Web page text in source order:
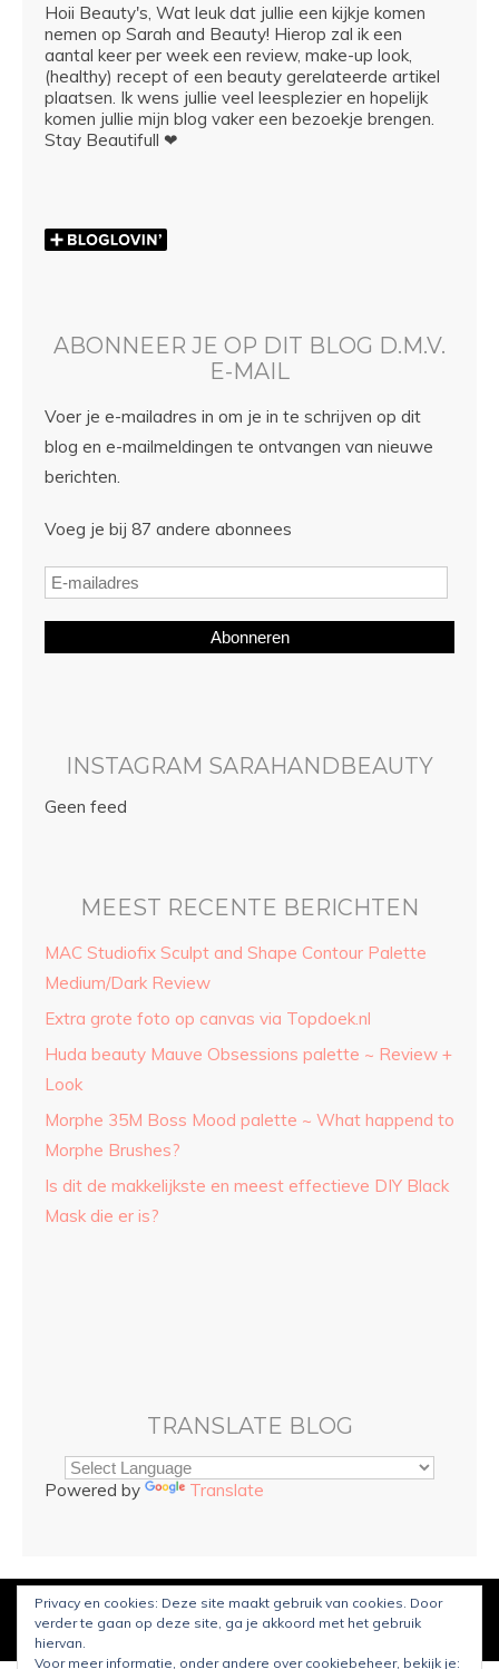
Hoii Beauty's, Wat leuk dat jullie een kijkje komen
nemen op Sarah and Beauty! Hierop zal ik een
aantal keer per week een review, make-up look,
(healthy) recept of een beauty gerelateerde artikel
plaatsen. Ik wens jullie veel leesplezier en hopelijk
komen jullie mijn blog vaker een bezoekje brengen.
Stay Beautifull ❤
ABONNEER JE OP DIT BLOG D.M.V.
E-MAIL
Voer je e-mailadres in om je in te schrijven op dit
blog en e-mailmeldingen te ontvangen van nieuwe
berichten.
Voeg je bij 87 andere abonnees
Abonneren
INSTAGRAM SARAHANDBEAUTY
Geen feed
MEEST RECENTE BERICHTEN
MAC Studiofix Sculpt and Shape Contour Palette
Medium/Dark Review
Extra grote foto op canvas via Topdoek.nl
Huda beauty Mauve Obsessions palette ~ Review +
Look
Morphe 35M Boss Mood palette ~ What happend to
Morphe Brushes?
Is dit de makkelijkste en meest effectieve DIY Black
Mask die er is?
TRANSLATE BLOG
Powered by Translate
© CopyrightSarah and Beauty2021. Mogelijk gemaakt door
WordPress.Ontworpen door Bluchic
Privacy en cookies: Deze site maakt gebruik van cookies. Door
verder te gaan op deze site, ga je akkoord met het gebruik
hiervan.
Voor meer informatie, onder andere over cookiebeheer, bekijk je: